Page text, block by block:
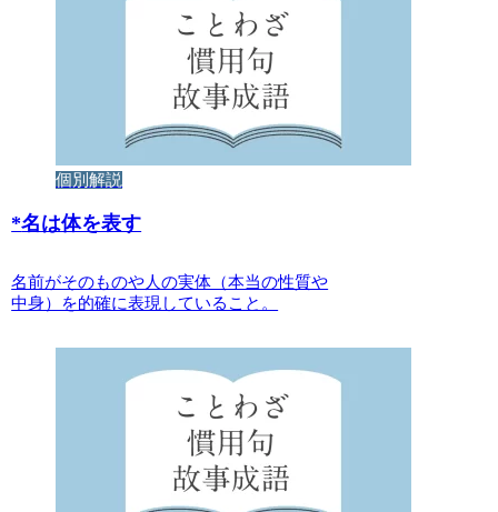
個別解説
*名は体を表す
名前がそのものや人の実体（本当の性質や
中身）を的確に表現していること。